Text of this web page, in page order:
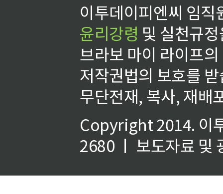
이투데이피엔씨 임
윤리강령 및 실천규
브라보 마이 라이프
저작권법의 보호를
무단전재, 복사, 재배
Copyright 2014. 이
2680 ㅣ 보도자료